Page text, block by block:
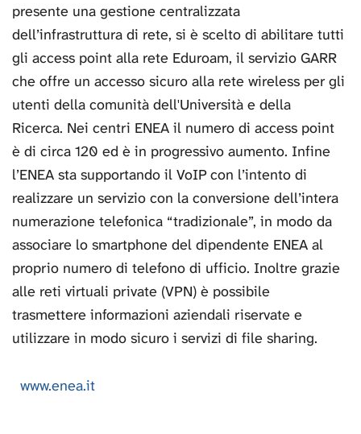
presente una gestione centralizzata
dell’infrastruttura di rete, si è scelto di abilitare tutti
gli access point alla rete Eduroam, il servizio GARR
che offre un accesso sicuro alla rete wireless per gli
utenti della comunità dell'Università e della
Ricerca. Nei centri ENEA il numero di access point
è di circa 120 ed è in progressivo aumento. Infine
l’ENEA sta supportando il VoIP con l’intento di
realizzare un servizio con la conversione dell’intera
numerazione telefonica “tradizionale”, in modo da
associare lo smartphone del dipendente ENEA al
proprio numero di telefono di ufficio. Inoltre grazie
alle reti virtuali private (VPN) è possibile
trasmettere informazioni aziendali riservate e
utilizzare in modo sicuro i servizi di file sharing.
www.enea.it